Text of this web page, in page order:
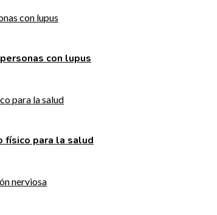
con lupus
físico para la salud